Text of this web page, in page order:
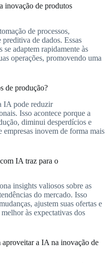
inovação de produtos
de processos,
de dados. Essas
se adaptem rapidamente às
operações, promovendo uma
de produção?
IA pode reduzir
Isso acontece porque a
diminui desperdícios e
inovem de forma mais
IA traz para o
insights valiosos sobre as
do mercado. Isso
ajustem suas ofertas e
às expectativas dos
aproveitar a IA na inovação de